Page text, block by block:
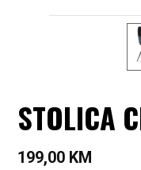
STOLICA
199,00 KM